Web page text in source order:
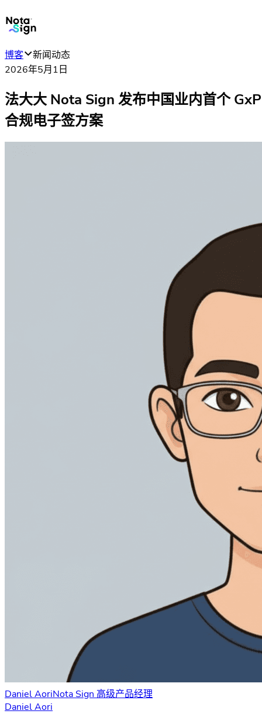
博客
新闻动态
2026年5月1日
法大大 Nota Sign 发布中国业内首个 GxP
合规电子签方案
Daniel AoriNota Sign 高级产品经理
Daniel Aori